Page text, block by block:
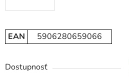
EAN 5906280659066
Dostupnosť